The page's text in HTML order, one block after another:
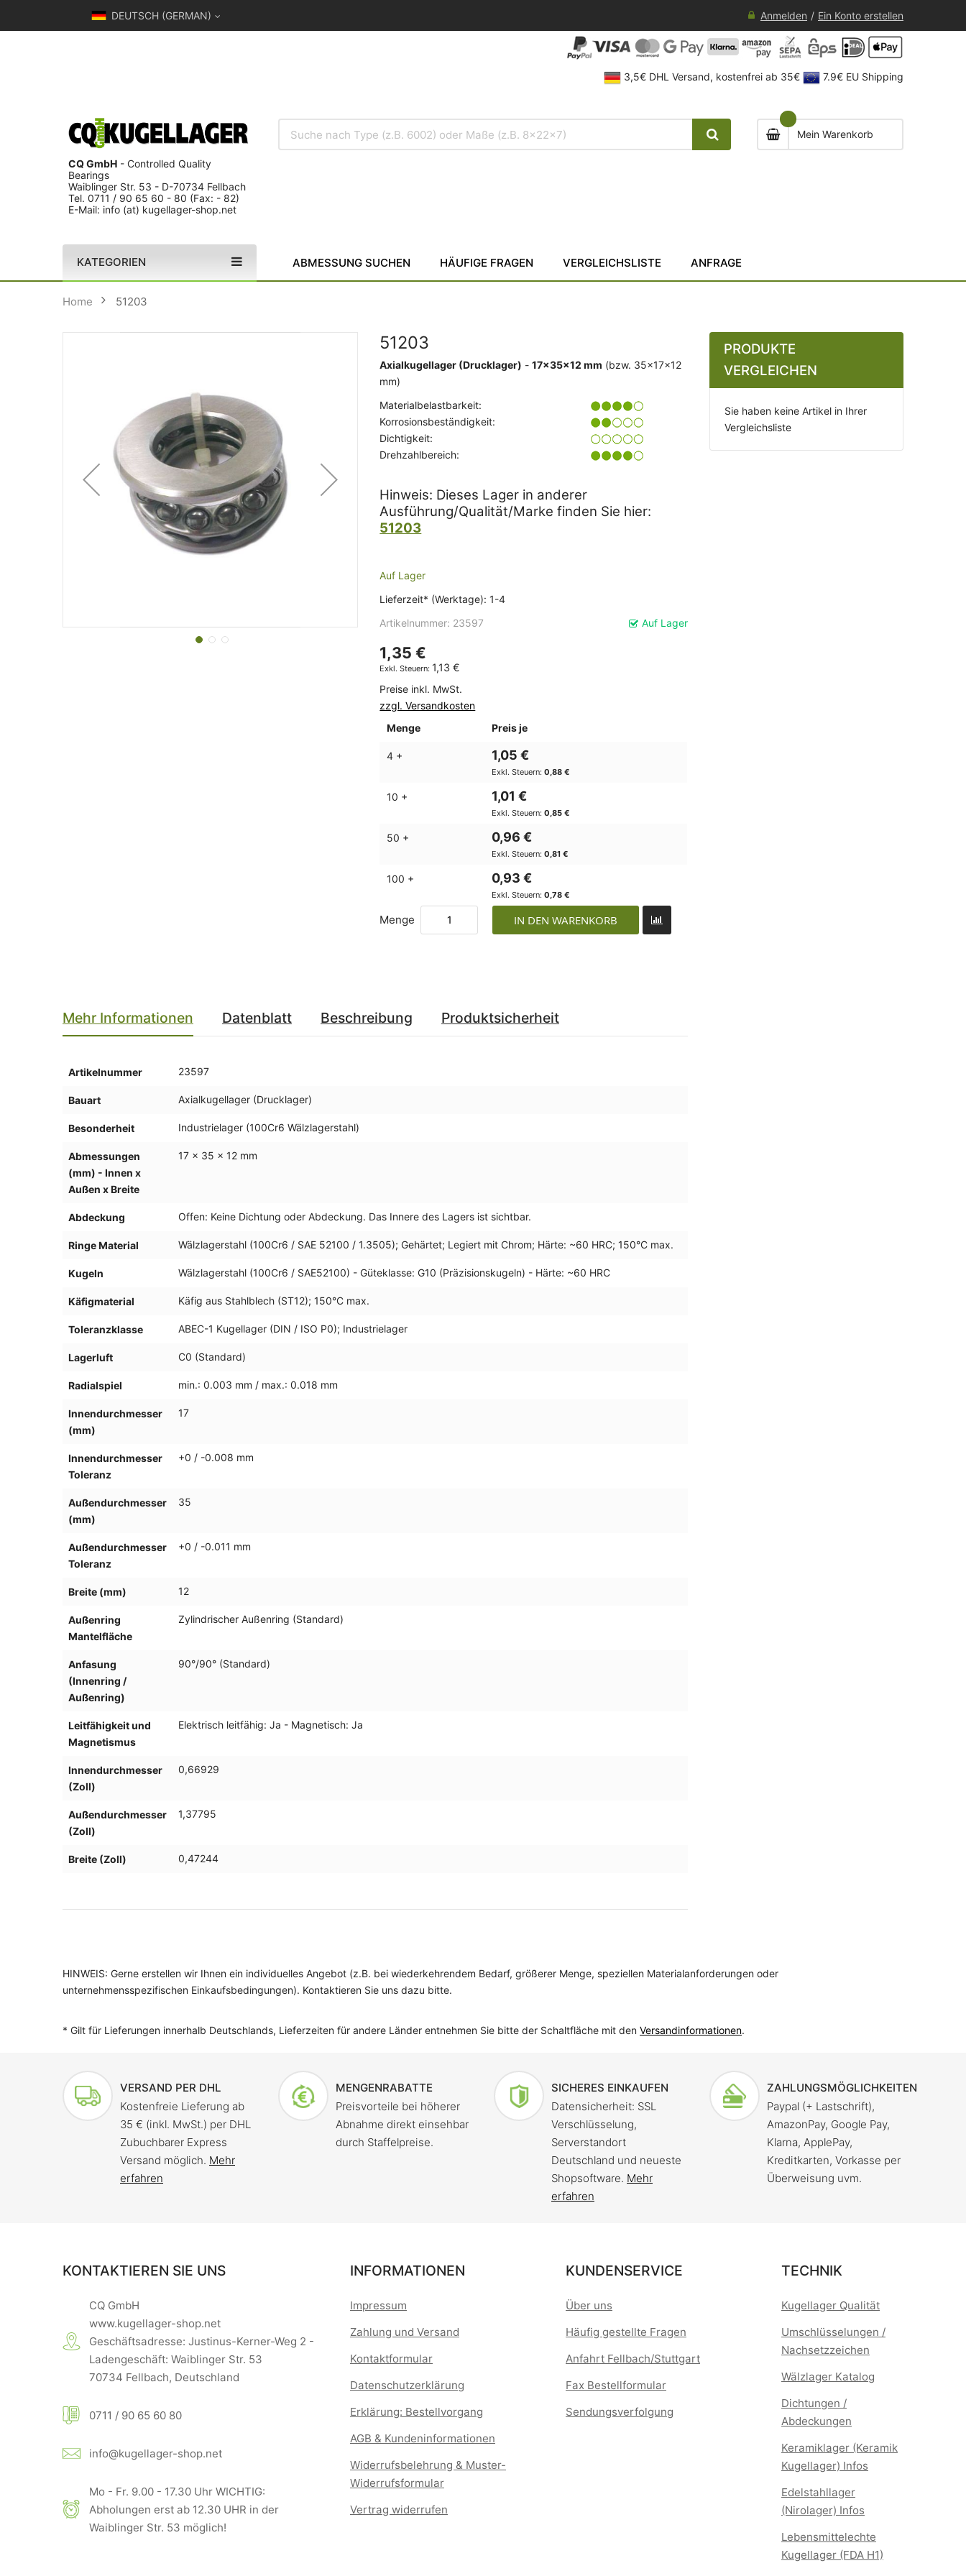
DEUTSCH (GERMAN) Anmelden Ein Konto erstellen
3,5€ DHL Versand, kostenfrei ab 35€ 7.9€ EU Shipping
CQ GmbH - Controlled Quality
Bearings
Waiblinger Str. 53 - D-70734 Fellbach
Tel. 0711 / 90 65 60 - 80 (Fax: - 82)
E-Mail: info (at) kugellager-shop.net
Mein Warenkorb
KATEGORIEN ABMESSUNG SUCHEN HÄUFIGE FRAGEN VERGLEICHSLISTE ANFRAGE
Home 51203
51203
Axialkugellager (Drucklager) -17x35x12 mm (bzw. 35x17x12
mm)
Materialbelastbarkeit:
Korrosionsbeständigkeit:
Dichtigkeit:
Drehzahlbereich:
Hinweis: Dieses Lager in anderer
Ausführung/Qualität/Marke finden Sie hier:
51203
Auf Lager
Lieferzeit* (Werktage): 1-4
Auf Lager
Artikelnummer 23597
1,35 €
1,13 €
Preise inkl. MwSt.
zzgl. Versandkosten
Menge
Preis je
4 + 1,05 €
0,88 €
10 + 1,01 €
0,85 €
50 + 0,96 €
0,81 €
100 + 0,93 €
0,78 €
Menge IN DEN WARENKORB
Mehr Informationen Datenblatt Beschreibung Produktsicherheit
Mehr
Artikelnummer 23597
Bauart Axialkugellager (Drucklager)
Besonderheit Industrielager (100Cr6 Wälzlagerstahl)
Abmessungen
(mm) - Innen x
Außen x Breite
17 x 35 x 12 mm
Abdeckung Offen: Keine Dichtung oder Abdeckung. Das Innere des Lagers ist sichtbar.
Ringe Material Wälzlagerstahl (100Cr6 / SAE 52100 / 1.3505); Gehärtet; Legiert mit Chrom; Härte: ~60 HRC; 150°C max.
Kugeln Wälzlagerstahl (100Cr6 / SAE52100) - Güteklasse: G10 (Präzisionskugeln) - Härte: ~60 HRC
Käfigmaterial Käfig aus Stahlblech (ST12); 150°C max.
Toleranzklasse ABEC-1 Kugellager (DIN / ISO P0); Industrielager
Lagerluft C0 (Standard)
Radialspiel min.: 0.003 mm / max.: 0.018 mm
Innendurchmesser
(mm)
17
Innendurchmesser
Toleranz
+0 / -0.008 mm
Außendurchmesser
(mm)
35
Außendurchmesser
Toleranz
+0 / -0.011 mm
Breite (mm) 12
Außenring
Mantelfläche
Zylindrischer Außenring (Standard)
Anfasung
(Innenring /
Außenring)
90°/90° (Standard)
Leitfähigkeit und
Magnetismus
Elektrisch leitfähig: Ja - Magnetisch: Ja
Innendurchmesser
(Zoll)
0,66929
Außendurchmesser
(Zoll)
1,37795
Breite (Zoll) 0,47244
PRODUKTE
VERGLEICHEN
Sie haben keine Artikel in Ihrer
Vergleichsliste
HINWEIS: Gerne erstellen wir Ihnen ein individuelles Angebot (z.B. bei wiederkehrendem Bedarf, größerer Menge, speziellen Materialanforderungen oder
unternehmensspezifischen Einkaufsbedingungen). Kontaktieren Sie uns dazu bitte.
* Gilt für Lieferungen innerhalb Deutschlands, Lieferzeiten für andere Länder entnehmen Sie bitte der Schaltfläche mit den Versandinformationen.
VERSAND PER DHL
Kostenfreie Lieferung ab
35 € (inkl. MwSt.) per DHL
Zubuchbarer Express
Versand möglich. Mehr
erfahren
MENGENRABATTE
Preisvorteile bei höherer
Abnahme direkt einsehbar
durch Staffelpreise.
SICHERES EINKAUFEN
Datensicherheit: SSL
Verschlüsselung,
Serverstandort
Deutschland und neueste
Shopsoftware. Mehr
erfahren
ZAHLUNGSMÖGLICHKEITEN
Paypal (+ Lastschrift),
AmazonPay, Google Pay,
Klarna, ApplePay,
Kreditkarten, Vorkasse per
Überweisung uvm.
KONTAKTIEREN SIE UNS
CQ GmbH
www.kugellager-shop.net
Geschäftsadresse: Justinus-Kerner-Weg 2 -
Ladengeschäft: Waiblinger Str. 53
70734 Fellbach, Deutschland
0711 / 90 65 60 80
info@kugellager-shop.net
Mo - Fr. 9.00 - 17.30 Uhr WICHTIG:
Abholungen erst ab 12.30 UHR in der
Waiblinger Str. 53 möglich!
INFORMATIONEN
Impressum
Zahlung und Versand
Kontaktformular
Datenschutzerklärung
Erklärung: Bestellvorgang
AGB & Kundeninformationen
Widerrufsbelehrung & Muster-
Widerrufsformular
Vertrag widerrufen
KUNDENSERVICE
Über uns
Häufig gestellte Fragen
Anfahrt Fellbach/Stuttgart
Fax Bestellformular
Sendungsverfolgung
TECHNIK
Kugellager Qualität
Umschlüsselungen /
Nachsetzzeichen
Wälzlager Katalog
Dichtungen /
Abdeckungen
Keramiklager (Keramik
Kugellager) Infos
Edelstahllager
(Nirolager) Infos
Lebensmittelechte
Kugellager (FDA H1)